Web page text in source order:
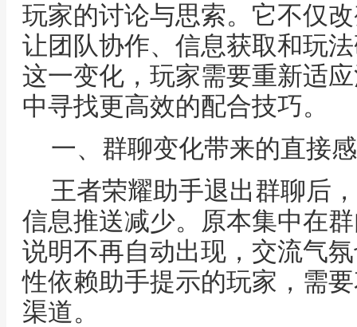
玩家的讨论与思索。它不仅
让团队协作、信息获取和玩
这一变化，玩家需要重新适
中寻找更高效的配合技巧。
一、群聊变化带来的直接
王者荣耀助手退出群聊后
信息推送减少。原本集中在
说明不再自动出现，交流气
性依赖助手提示的玩家，需
渠道。